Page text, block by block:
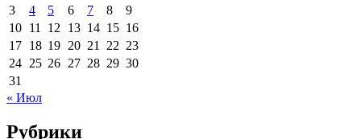
3
4 5 6 7 8
9
10 11 12 13 14 15 16
17 18 19 20 21 22 23
24 25 26 27 28 29 30
31
« Июл
Рубрики